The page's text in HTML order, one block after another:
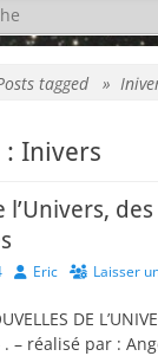
:
tagged »
: Inivers
l’Univers,
Author
Eric Laisser
DE
– réalisé par :